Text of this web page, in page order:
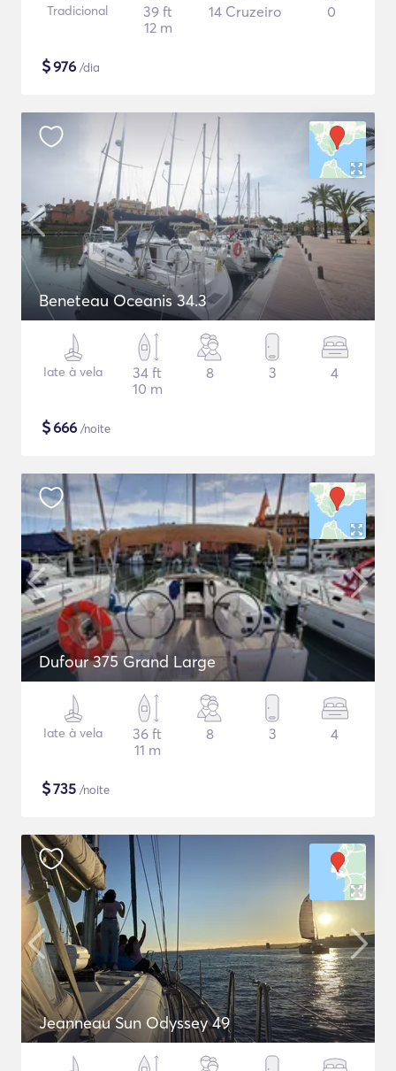
Tradicional
39 ft
12 m
14 Cruzeiro 0
$976 /dia
Beneteau Oceanis 34.3
Iate à vela
34 ft
10 m
8 3 4
$666 /noite
Dufour 375 Grand Large
Iate à vela
36 ft
11 m
8 3 4
$735 /noite
Jeanneau Sun Odyssey 49